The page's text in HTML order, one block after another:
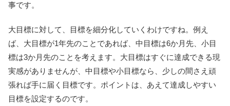
事です。
大目標に対して、目標を細分化していくわけですね。例え
ば、大目標が1年先のことであれば、中目標は6か月先、小目
標は3か月先のことを考えます。大目標はすぐに達成できる現
実感がありませんが、中目標や小目標なら、少しの間さえ頑
張れば手に届く目標です。ポイントは、あえて達成しやすい
目標を設定するのです。